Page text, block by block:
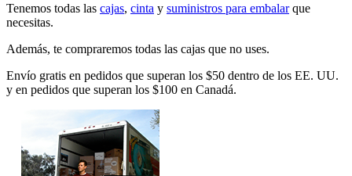
Tenemos todas las cajas, cinta y suministros para embalarque
necesitas.
Además, te compraremos todas las cajas que no uses.
Envío gratis en pedidos que superan los $50 dentro de los EE. UU.
y en pedidos que superan los $100 en Canadá.